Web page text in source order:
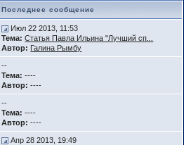
Последнее сообщение
Июл 22 2013, 11:53
Тема: Статья Павла Ильина "Лучший сп...
Автор: Галина Рымбу
--
Тема: ----
Автор: ----
--
Тема: ----
Автор: ----
Апр 28 2013, 19:49